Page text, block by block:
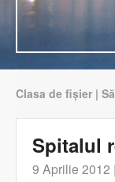
Clasa de fișier |
Spitalul
9 Aprilie 2012 |